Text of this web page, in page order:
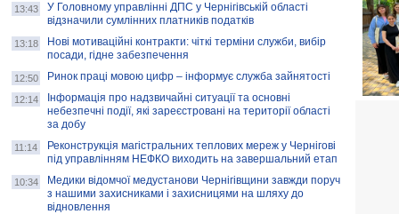
13:43
У Головному управлінні ДПС у Чернігівській області
відзначили сумлінних платників податків
13:18
Нові мотиваційні контракти: чіткі терміни служби, вибір
посади, гідне забезпечення
12:50 Ринок праці мовою цифр – інформує служба зайнятості
12:14
Інформація про надзвичайні ситуації та основні
небезпечні події, які зареєстровані на території області
за добу
11:14
Реконструкція магістральних теплових мереж у Чернігові
під управлінням НЕФКО виходить на завершальний етап
10:34
Медики відомчої медустанови Чернігівщини завжди поруч
з нашими захисниками і захисницями на шляху до
відновлення